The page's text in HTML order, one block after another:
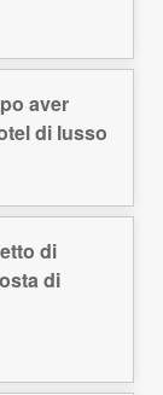
aver
di lusso
di
di